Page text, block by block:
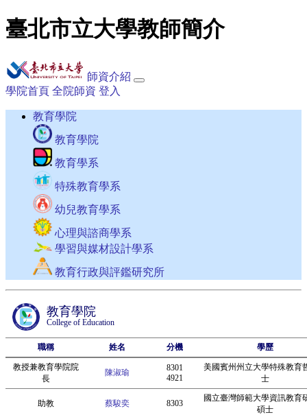
臺北市立大學教師簡介
師資介紹
學院首頁 全院師資 登入
教育學院
教育學院
教育學系
特殊教育學系
幼兒教育學系
心理與諮商學系
學習與媒材設計學系
教育行政與評鑑研究所
教育學院
College of Education
職稱 姓名 分機 學歷
教授兼教育學院院
長
陳淑瑜
8301
4921
美國賓州州立大學特殊教育
士
助教 蔡駿奕 8303
國立臺灣師範大學資訊教育
碩士